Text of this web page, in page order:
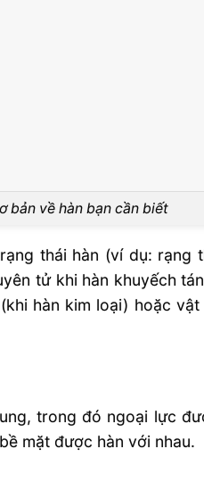
bản về hàn bạn cần biết
thái hàn (ví dụ: rạng
tử khi hàn khuyếch
hàn kim loại) hoặc
trong đó ngoại lực
mặt được hàn với nhau.